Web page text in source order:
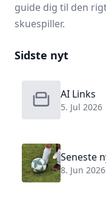
guide dig til den
skuespiller.
Sidste nyt
AI Links
5. Jul 2026
Seneste
8. Jun 2026